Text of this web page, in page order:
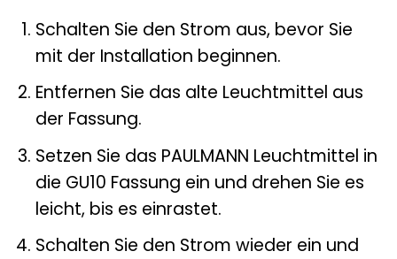
Schalten Sie den Strom aus, bevor Sie
mit der Installation beginnen.
Entfernen Sie das alte Leuchtmittel aus
der Fassung.
Setzen Sie das PAULMANN Leuchtmittel in
die GU10 Fassung ein und drehen Sie es
leicht, bis es einrastet.
Schalten Sie den Strom wieder ein und